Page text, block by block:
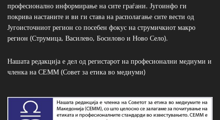
професионално информирање на сите граѓани. Југоинфо ги
покрива настаните и ви ги става на располагање сите вести од
Југоисточниот регион со посебен фокус на струмичкиот макро
регион (Струмица, Василево, Босилово и Ново Село).
Нашата редакција е дел од регистарот на професионални медиуми и
членка на СЕММ (Совет за етика во медиуми)